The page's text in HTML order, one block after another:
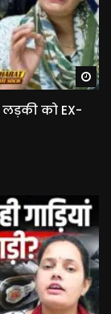
लड़की को EX-